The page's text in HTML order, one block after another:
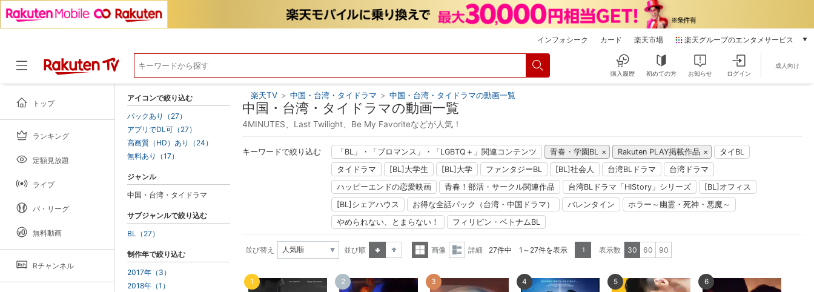
インフォシーク カード 楽天市場 楽天グループのエンタメサービス
本/ゲーム/CD/DVD
雑誌読み放題
楽天マガジン
音楽配信
楽天ミュージック
動画配信
動画配信ガイド
Rakuten PLAY
エンタメニュース
購入履歴 初めての方 お知らせ ログイン
成人向け
トップ
ランキング
定額見放題
ライブ
パ・リーグ
無料動画
Rチャンネル
楽天TV > 中国・台湾・タイドラマ > 中国・台湾・タイドラマの動画一覧
中国・台湾・タイドラマの動画一覧
4MINUTES、Last Twilight、Be My Favoriteなどが人気！
キーワードで絞り込む 「BL」・「ブロマンス」・「LGBTQ＋」関連コンテンツ 青春・学園BL Rakuten PLAY掲載作品
タイBL
タイドラマ
[BL]大学生 [BL]大学 ファンタジーBL [BL]社会人 台湾BLドラマ
台湾ドラマ
ハッピーエンドの恋愛映画
青春！部活・サークル関連作品 台湾BLドラマ「HIStory」シリーズ
[BL]オフィス
[BL]シェアハウス
お得な全話パック（台湾・中国ドラマ） バレンタイン
ホラー～幽霊・死神・悪魔～
やめられない、とまらない！
フィリピン・ベトナムBL
並び替え
並び順
表示
画像
詳細 27件中 1～27件を表示 1 表示数 30 60 90
1 2 3 4 5 6
アイコンで絞り込む
パックあり（27）
アプリでDL可（27）
高画質（HD）あり（24）
無料あり（17）
ジャンル
中国・台湾・タイドラマ
サブジャンルで絞り込む
BL（27）
制作年で絞り込む
2017年（3）
2018年（1）